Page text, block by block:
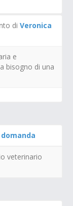
di Veronica
e
bisogno di una
domanda
veterinario